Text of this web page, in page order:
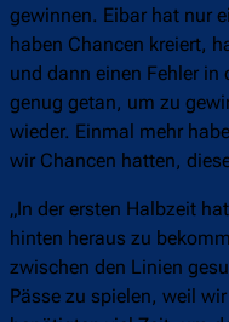
gewinnen. Eibar hat nur
haben Chancen kreiert,
und dann einen Fehler in
genug getan, um zu
wieder. Einmal mehr
wir Chancen hatten,
„In der ersten Halbzeit
hinten heraus zu
zwischen den Linien
Pässe zu spielen, weil